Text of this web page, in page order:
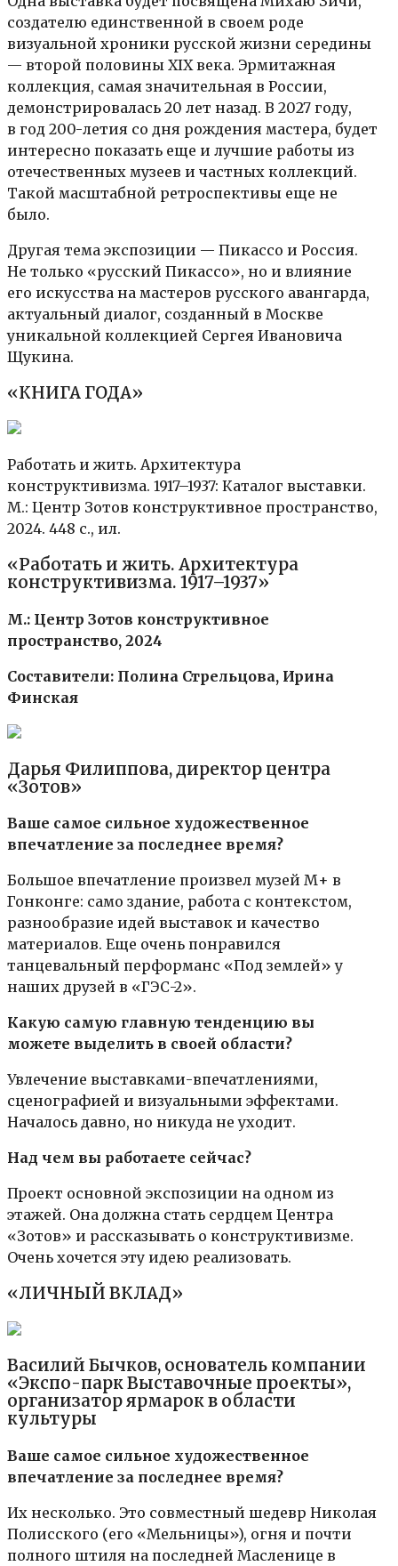
создателю единственной в своем роде
визуальной хроники русской жизни середины
— второй половины XIX века. Эрмитажная
коллекция, самая значительная в России,
демонстрировалась 20 лет назад. В 2027 году,
в год 200-летия со дня рождения мастера, будет
интересно показать еще и лучшие работы из
отечественных музеев и частных коллекций.
Такой масштабной ретроспективы еще не
было.
Другая тема экспозиции — Пикассо и Россия.
Не только «русский Пикассо», но и влияние
его искусства на мастеров русского авангарда,
актуальный диалог, созданный в Москве
уникальной коллекцией Сергея Ивановича
Щукина.
«КНИГА ГОДА»
Работать и жить. Архитектура
конструктивизма. 1917–1937: Каталог выставки.
М.: Центр Зотов конструктивное пространство,
2024. 448 с., ил.
«Работать и жить. Архитектура
конструктивизма. 1917–1937»
М.: Центр Зотов конструктивное
пространство, 2024
Составители: Полина Стрельцова, Ирина
Финская
Дарья Филиппова, директор центра
«Зотов»
Ваше самое сильное художественное
впечатление за последнее время?
Большое впечатление произвел музей М+ в
Гонконге: само здание, работа с контекстом,
разнообразие идей выставок и качество
материалов. Еще очень понравился
танцевальный перформанс «Под землей» у
наших друзей в «ГЭС-2».
Какую самую главную тенденцию вы
можете выделить в своей области?
Увлечение выставками-впечатлениями,
сценографией и визуальными эффектами.
Началось давно, но никуда не уходит.
Над чем вы работаете сейчас?
Проект основной экспозиции на одном из
этажей. Она должна стать сердцем Центра
«Зотов» и рассказывать о конструктивизме.
Очень хочется эту идею реализовать.
«ЛИЧНЫЙ ВКЛАД»
Василий Бычков, основатель компании
«Экспо-парк Выставочные проекты»,
организатор ярмарок в области
культуры
Ваше самое сильное художественное
впечатление за последнее время?
Их несколько. Это совместный шедевр Николая
Полисского (его «Мельницы»), огня и почти
полного штиля на последней Масленице в